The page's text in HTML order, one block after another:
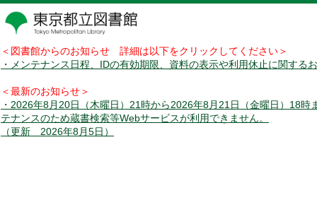
＜図書館からのお知らせ 詳細は以下をクリックしてください＞
・メンテナンス日程、IDの有効期限、資料の表示や利用休止に関する
＜最新のお知らせ＞
・2026年8月20日（木曜日）21時から2026年8月21日（金曜日）18時
テナンスのため蔵書検索等Webサービスが利用できません。
（更新 2026年8月5日）